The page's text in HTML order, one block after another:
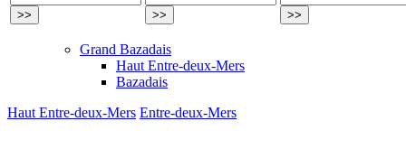
Grand Bazadais
Haut Entre-deux-Mers
Bazadais
Haut Entre-deux-Mers Entre-deux-Mers